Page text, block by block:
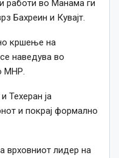
работи во Манама ги
Бахреин и Кувајт.
кршење на
наведува во
МНР.
Техеран ја
и покрај формално
врховниот лидер на